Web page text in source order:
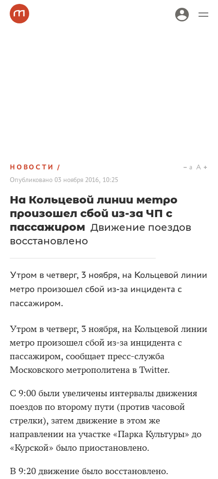
НОВОСТИ
Опубликовано 03 ноября 2016, 10:25
a A
На Кольцевой линии метро
произошел сбой из-за ЧП с
пассажиром Движение поездов
восстановлено
Утром в четверг, 3 ноября, на Кольцевой линии
метро произошел сбой из-за инцидента с
пассажиром.
Утром в четверг, 3 ноября, на Кольцевой линии
метро произошел сбой из-за инцидента с
пассажиром, сообщает пресс-служба
Московского метрополитена в Twitter.
С 9:00 были увеличены интервалы движения
поездов по второму пути (против часовой
стрелки), затем движение в этом же
направлении на участке «Парка Культуры» до
«Курской» было приостановлено.
В 9:20 движение было восстановлено.